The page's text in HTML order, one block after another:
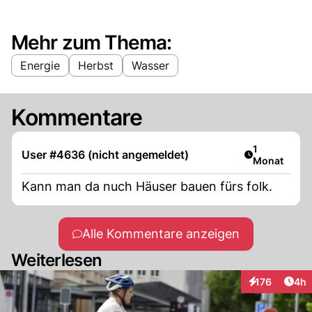
Mehr zum Thema:
Energie Herbst Wasser
Kommentare
User #4636 (nicht angemeldet) Artikel
1
Monat
Kann man da nuch Häuser bauen fürs folk.
Alle Kommentare anzeigen
Weiterlesen
176
Interaktionen
4h